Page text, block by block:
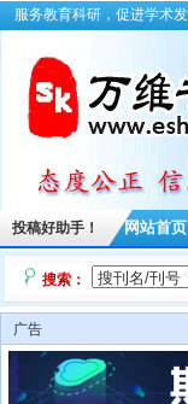
服务教育科研，促进学术
投稿好助手！ 网站首页
搜索：
广告